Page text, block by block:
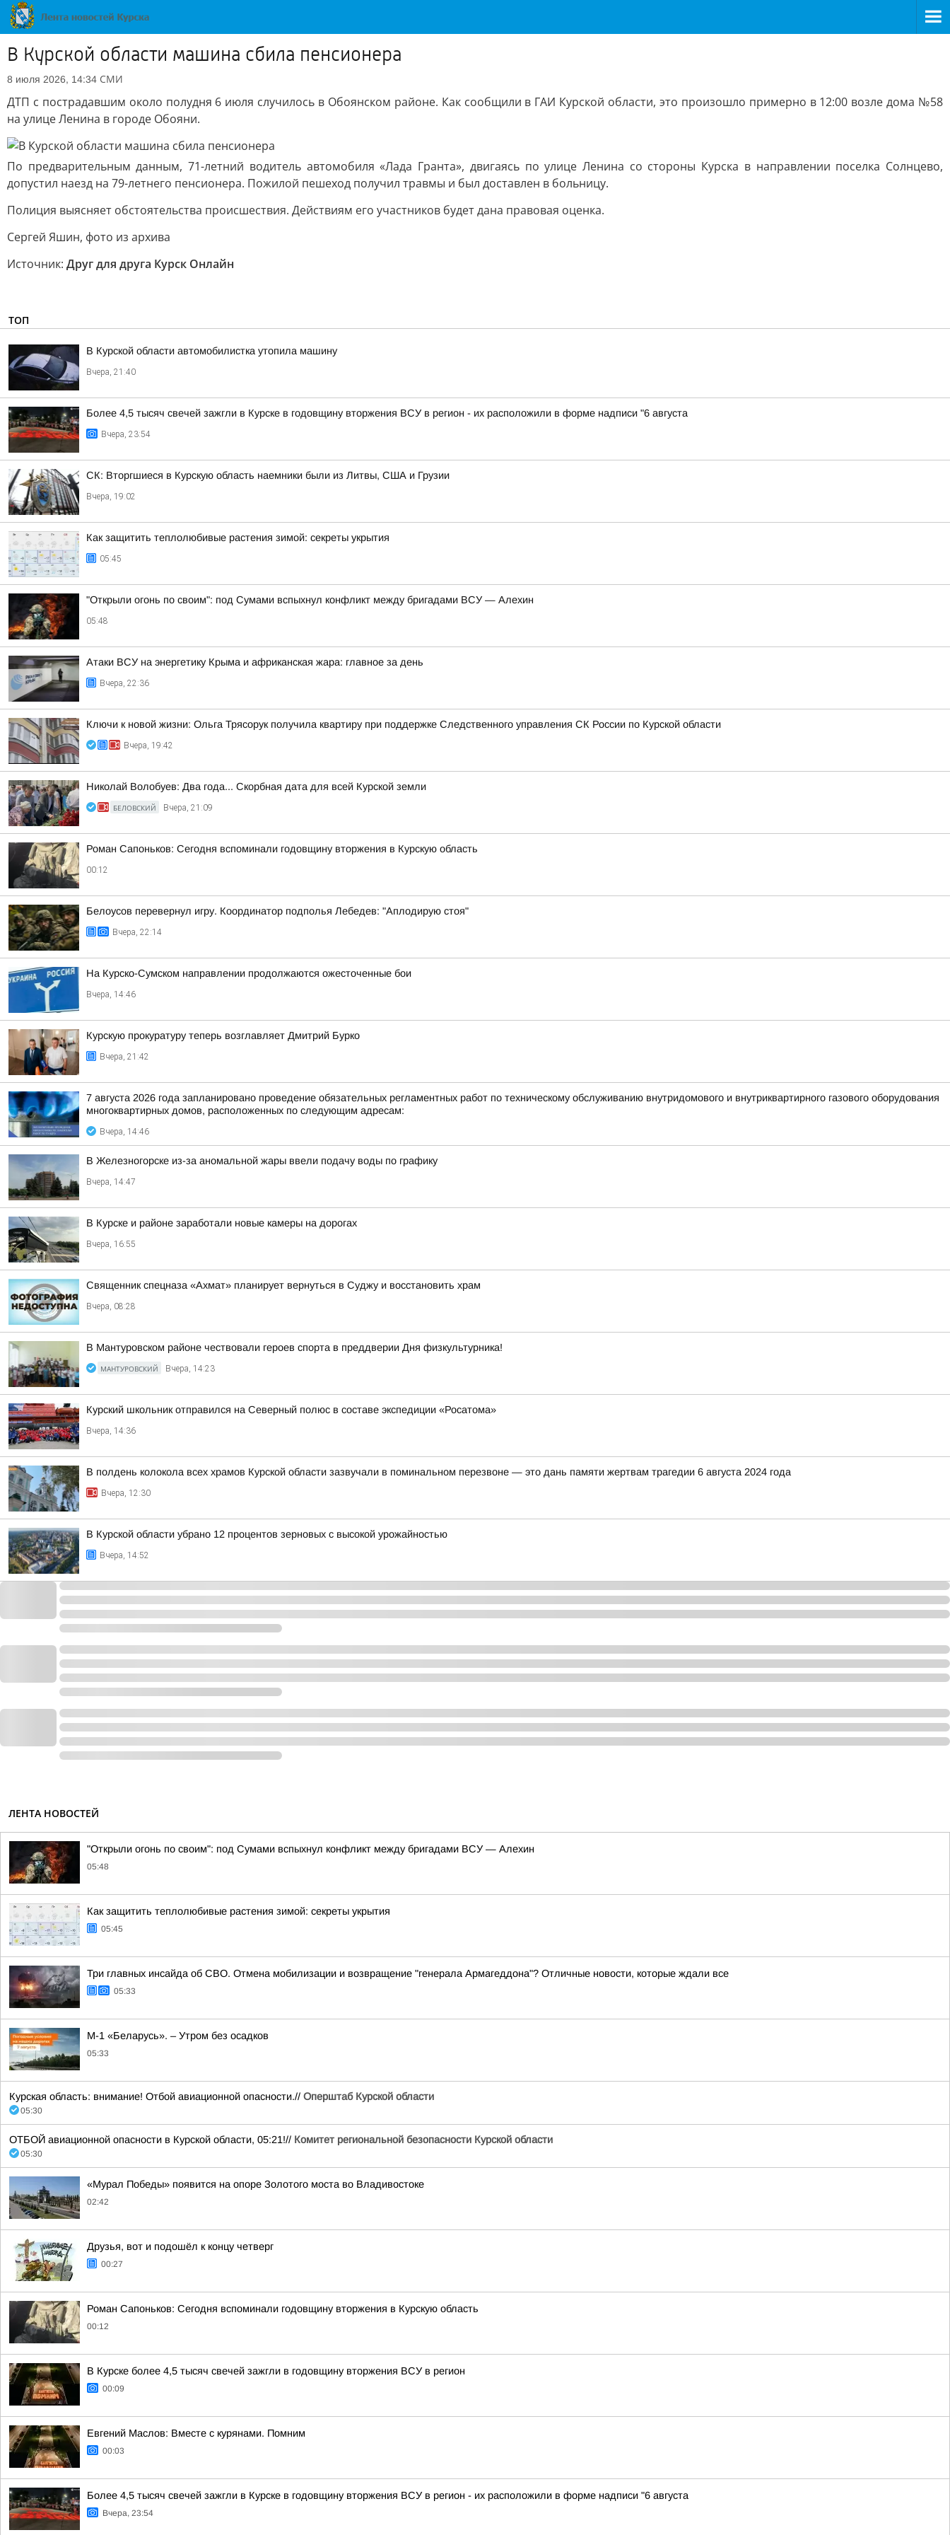
В Курской области машина сбила пенсионера
8 июля 2026, 14:34 СМИ
ДТП с пострадавшим около полудня 6 июля случилось в Обоянском районе. Как сообщили в ГАИ Курской области, это произошло примерно в 12:00 возле дома №58
на улице Ленина в городе Обояни.
По предварительным данным, 71-летний водитель автомобиля «Лада Гранта», двигаясь по улице Ленина со стороны Курска в направлении поселка Солнцево,
допустил наезд на 79-летнего пенсионера. Пожилой пешеход получил травмы и был доставлен в больницу.
Полиция выясняет обстоятельства происшествия. Действиям его участников будет дана правовая оценка.
Сергей Яшин, фото из архива
Источник: Друг для друга Курск Онлайн
ТОП
В Курской области автомобилистка утопила машину
Вчера, 21:40
Более 4,5 тысяч свечей зажгли в Курске в годовщину вторжения ВСУ в регион - их расположили в форме надписи "6 августа
Вчера, 23:54
СК: Вторгшиеся в Курскую область наемники были из Литвы, США и Грузии
Вчера, 19:02
Как защитить теплолюбивые растения зимой: секреты укрытия
05:45
"Открыли огонь по своим": под Сумами вспыхнул конфликт между бригадами ВСУ — Алехин
05:48
Атаки ВСУ на энергетику Крыма и африканская жара: главное за день
Вчера, 22:36
Ключи к новой жизни: Ольга Трясорук получила квартиру при поддержке Следственного управления СК России по Курской области
Вчера, 19:42
Николай Волобуев: Два года... Скорбная дата для всей Курской земли
БЕЛОВСКИЙ Вчера, 21:09
Роман Сапоньков: Сегодня вспоминали годовщину вторжения в Курскую область
00:12
Белоусов перевернул игру. Координатор подполья Лебедев: "Аплодирую стоя"
Вчера, 22:14
На Курско-Сумском направлении продолжаются ожесточенные бои
Вчера, 14:46
Курскую прокуратуру теперь возглавляет Дмитрий Бурко
Вчера, 21:42
7 августа 2026 года запланировано проведение обязательных регламентных работ по техническому обслуживанию внутридомового и внутриквартирного газового оборудования
многоквартирных домов, расположенных по следующим адресам:
Вчера, 14:46
В Железногорске из-за аномальной жары ввели подачу воды по графику
Вчера, 14:47
В Курске и районе заработали новые камеры на дорогах
Вчера, 16:55
Священник спецназа «Ахмат» планирует вернуться в Суджу и восстановить храм
Вчера, 08:28
В Мантуровском районе чествовали героев спорта в преддверии Дня физкультурника!
МАНТУРОВСКИЙ Вчера, 14:23
Курский школьник отправился на Северный полюс в составе экспедиции «Росатома»
Вчера, 14:36
В полдень колокола всех храмов Курской области зазвучали в поминальном перезвоне — это дань памяти жертвам трагедии 6 августа 2024 года
Вчера, 12:30
В Курской области убрано 12 процентов зерновых с высокой урожайностью
Вчера, 14:52
ЛЕНТА НОВОСТЕЙ
"Открыли огонь по своим": под Сумами вспыхнул конфликт между бригадами ВСУ — Алехин
05:48
Как защитить теплолюбивые растения зимой: секреты укрытия
05:45
Три главных инсайда об СВО. Отмена мобилизации и возвращение "генерала Армагеддона"? Отличные новости, которые ждали все
05:33
М-1 «Беларусь». – Утром без осадков
05:33
Курская область: внимание! Отбой авиационной опасности.// Оперштаб Курской области
05:30
ОТБОЙ авиационной опасности в Курской области, 05:21!// Комитет региональной безопасности Курской области
05:30
«Мурал Победы» появится на опоре Золотого моста во Владивостоке
02:42
Друзья, вот и подошёл к концу четверг
00:27
Роман Сапоньков: Сегодня вспоминали годовщину вторжения в Курскую область
00:12
В Курске более 4,5 тысяч свечей зажгли в годовщину вторжения ВСУ в регион
00:09
Евгений Маслов: Вместе с курянами. Помним
00:03
Более 4,5 тысяч свечей зажгли в Курске в годовщину вторжения ВСУ в регион - их расположили в форме надписи "6 августа
Вчера, 23:54